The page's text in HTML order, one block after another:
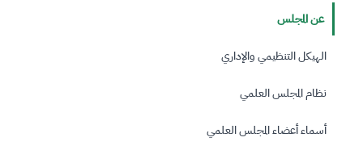
عن المجلس
الهيكل التنظيمي والإداري
نظام المجلس العلمي
أسماء أعضاء المجلس العلمي